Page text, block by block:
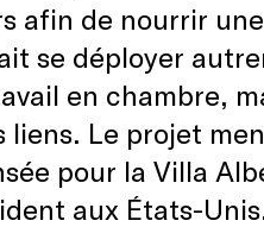
afin de nourrir
se déployer
en chambre,
Le projet
pour la Villa
aux États-